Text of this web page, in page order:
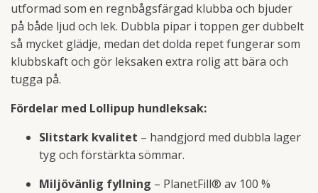
utformad som en regnbågsfärgad klubba och bjuder
på både ljud och lek. Dubbla pipar i toppen ger dubbelt
så mycket glädje, medan det dolda repet fungerar som
klubbskaft och gör leksaken extra rolig att bära och
tugga på.
Fördelar med Lollipup hundleksak:
Slitstark kvalitet – handgjord med dubbla lager
tyg och förstärkta sömmar.
Miljövänlig fyllning – PlanetFill® av 100 %